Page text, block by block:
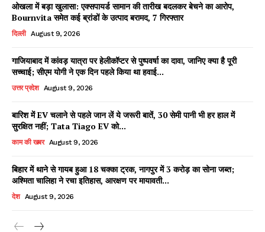
Facebook
X WhatsApp
Share
Read Latest News on AIN
ओखला में बड़ा खुलासा: एक्सपायर्ड सामान की तारीख बदलकर बेचने का आरोप,
Bournvita समेत कई ब्रांडों के उत्पाद बरामद, 7 गिरफ्तार
दिल्ली August 9, 2026
गाजियाबाद में कांवड़ यात्रा पर हेलीकॉप्टर से पुष्पवर्षा का दावा, जानिए क्या है पूरी
सच्चाई; सीएम योगी ने एक दिन पहले किया था हवाई...
उत्तर प्रदेश August 9, 2026
बारिश में EV चलाने से पहले जान लें ये जरूरी बातें, 30 सेमी पानी भी हर हाल में
सुरक्षित नहीं; Tata Tiago EV को...
काम की खबर August 9, 2026
बिहार में थाने से गायब हुआ 18 चक्का ट्रक, नागपुर में 3 करोड़ का सोना जब्त;
अश्मिता चालिहा ने रचा इतिहास, आरक्षण पर मायावती...
देश August 9, 2026